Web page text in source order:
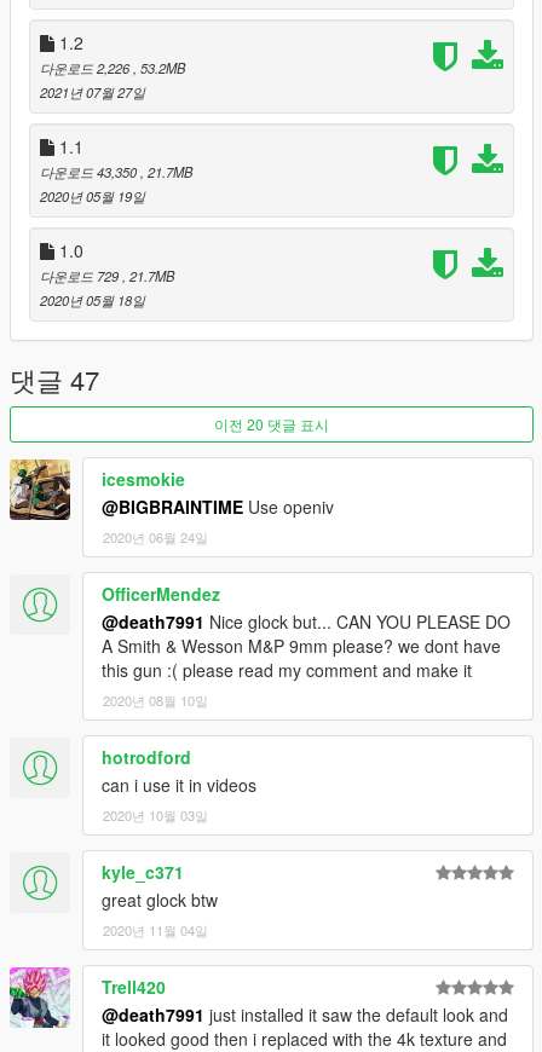
1.2
다운로드 2,226 , 53.2MB
2021년 07월 27일
1.1
다운로드 43,350 , 21.7MB
2020년 05월 19일
1.0
다운로드 729 , 21.7MB
2020년 05월 18일
댓글 47
이전 20 댓글 표시
icesmokie
@BIGBRAINTIME Use openiv
2020년 06월 24일
OfficerMendez
@death7991 Nice glock but... CAN YOU PLEASE DO
A Smith & Wesson M&P 9mm please? we dont have
this gun :( please read my comment and make it
2020년 08월 10일
hotrodford
can i use it in videos
2020년 10월 03일
kyle_c371
great glock btw
2020년 11월 04일
Trell420
@death7991 just installed it saw the default look and
it looked good then i replaced with the 4k texture and